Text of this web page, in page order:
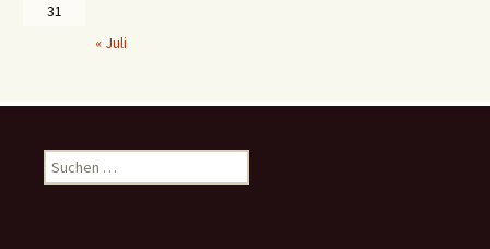
31
« Juli
u